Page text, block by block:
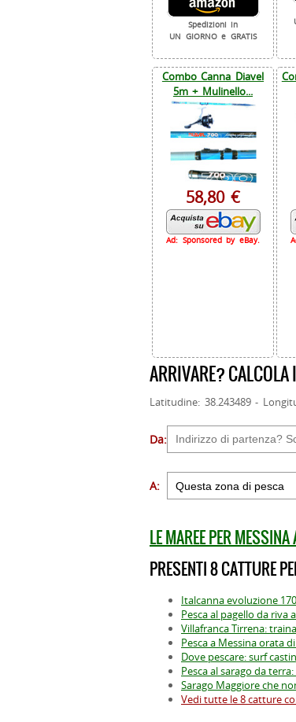
Spedizioni in
UN GIORNO e GRATIS
Combo Canna Diavel
5m + Mulinello...
58,80 €
Ad: Sponsored by eBay.
ARRIVARE?
Latitudine: 38.243489 -
Da:
A:
LE MAREE PER
PRESENTI 8 CATTURE
Italcanna evoluzione
Pesca al pagello da riva
Villafranca Tirrena:
Pesca a Messina orata
Dove pescare: surf
Pesca al sarago da
Sarago Maggiore che
Vedi tutte le 8 catture